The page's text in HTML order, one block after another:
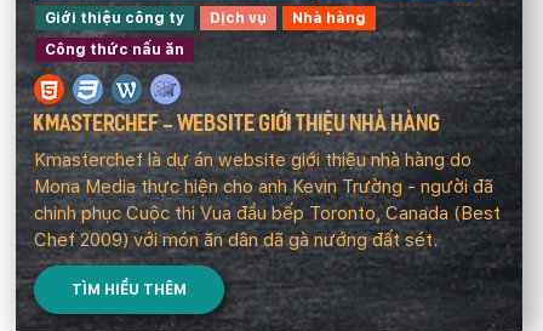
Giới thiệu công ty
Dịch vụ
Nhà hàng
Công thức nấu ăn
KMASTERCHEF - WEBSITE GIỚI THIỆU NHÀ HÀNG
Kmasterchef là dự án website giới thiệu nhà hàng do
Mona Media thực hiện cho anh Kevin Trường - người đã
chinh phục Cuộc thi Vua đầu bếp Toronto, Canada (Best
Chef 2009) với món ăn dân dã gà nướng đất sét.
TÌM HIỂU THÊM